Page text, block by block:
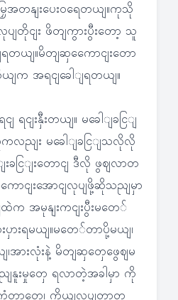
တနျးပေးဝရေတယျ။ကုသို
ပျတိုငျး ဖိတျကွားပွီးတော့ သူ
ျ။မိတျဆှကေောငျးတော
ယျက အရငျခေါျရတယျ။
ငျးနှီးတယျ။ မခေါျခငြျ
လညျး မခေါျခငြျသလိုလို
းခငြျးတောငျ ဒီလို ဖွဈလာတ
ာငျးအောငျလုပျဖို့ဆိုသညျမှာ
က အမုနျးကငျးပွီးမတေ်
းပှားရမယျ။မတေ်တာပို့မယျ၊
၊အားလုံးနဲ့ မိတျဆှတှေဖွေဈမ
ျနူးမှုတှေ ရလာတဲ့အခါမှာ ကို
တာတှေ၊ ကိုယျလုပျတာတှ